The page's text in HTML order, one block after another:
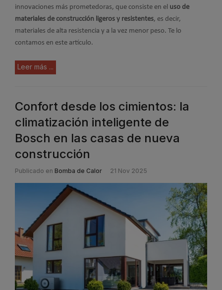
innovaciones más prometedoras, que consiste en el uso de
materiales de construcción ligeros y resistentes, es decir,
materiales de alta resistencia y a la vez menor peso. Te lo
contamos en este artículo.
Leer más ...
Confort desde los cimientos: la
climatización inteligente de
Bosch en las casas de nueva
construcción
Publicado en Bomba de Calor 21 Nov 2025